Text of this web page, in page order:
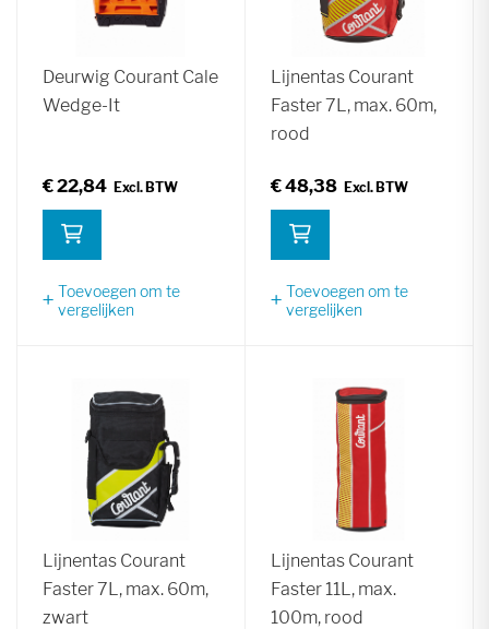
Deurwig Courant Cale
Wedge-It
€ 22,84
Toevoegen om te
vergelijken
Lijnentas Courant
Faster 7L, max. 60m,
rood
€ 48,38
Toevoegen om te
vergelijken
Lijnentas Courant
Faster 7L, max. 60m,
zwart
Lijnentas Courant
Faster 11L, max.
100m, rood